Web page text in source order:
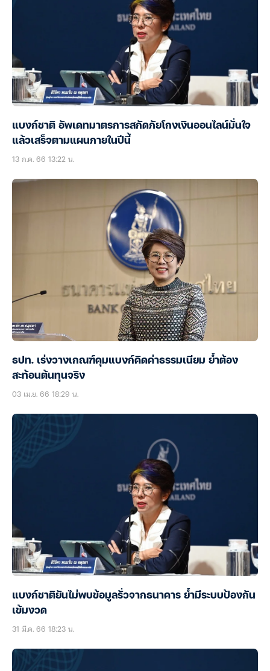
แบงก์ชาติ อัพเดทมาตรการสกัดภัยโกงเงินออนไลน์มั่นใจ
แล้วเสร็จตามแผนภายในปีนี้
13 ก.ค. 66 13:22 น.
ธปท. เร่งวางเกณฑ์คุมแบงก์คิดค่าธรรมเนียม ย้ำต้อง
สะท้อนต้นทุนจริง
03 เม.ย. 66 18:29 น.
แบงก์ชาติยันไม่พบข้อมูลรั่วจากธนาคาร ย้ำมีระบบป้องกัน
เข้มงวด
31 มี.ค. 66 18:23 น.